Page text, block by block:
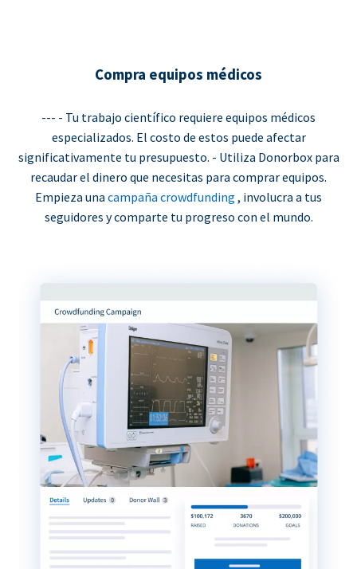
Compra equipos médicos
--- - Tu trabajo científico requiere equipos médicos
especializados. El costo de estos puede afectar
significativamente tu presupuesto. - Utiliza Donorbox para
recaudar el dinero que necesitas para comprar equipos.
Empieza una campaña crowdfunding , involucra a tus
seguidores y comparte tu progreso con el mundo.